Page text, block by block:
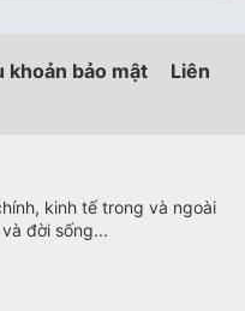
khoản bảo mật
Liên
kinh tế trong và ngoài
đời sống...